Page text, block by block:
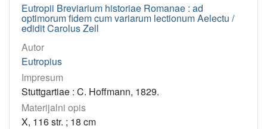
Eutropii Breviarium historiae Romanae : ad
optimorum fidem cum variarum lectionum Aelectu /
edidit Carolus Zell
Autor
Eutropius
Impresum
Stuttgartiae : C. Hoffmann, 1829.
Materijalni opis
X, 116 str. ; 18 cm